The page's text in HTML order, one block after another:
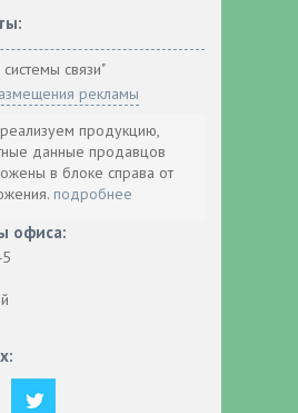
связи"
рекламы
продукцию,
данные продавцов
в блоке справа от
подробнее
офиса: